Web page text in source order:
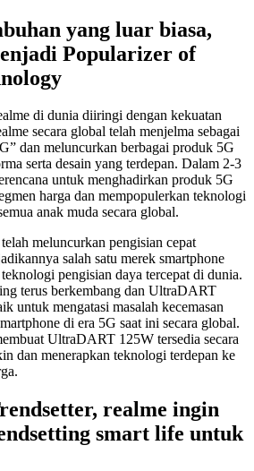
yang luar biasa,
Popularizer of
di dunia diiringi dengan kekuatan
secara global telah menjelma sebagai
dan meluncurkan berbagai produk 5G
serta desain yang terdepan. Dalam 2-3
untuk menghadirkan produk 5G
harga dan mempopulerkan teknologi
anak muda secara global.
meluncurkan pengisian cepat
salah satu merek smartphone
pengisian daya tercepat di dunia.
terus berkembang dan UltraDART
untuk mengatasi masalah kecemasan
di era 5G saat ini secara global.
UltraDART 125W tersedia secara
dan menerapkan teknologi terdepan ke
realme ingin
smart life untuk